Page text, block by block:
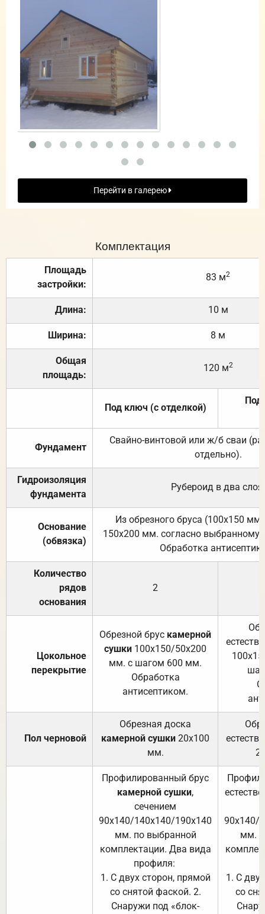
Перейти в галерею
Комплектация
Площадь
застройки:
83 м2
Длина: 10 м
Ширина: 8 м
Общая
площадь:
120 м2
Под ключ (с отделкой)
Под
Фундамент
Свайно-винтовой или ж/б сваи
отдельно).
Гидроизоляция
фундамента
Рубероид в два слоя.
Основание
(обвязка)
Из обрезного бруса (100х150
150х200 мм. согласно выбранному
Обработка
Количество
рядов
основания
2
Цокольное
перекрытие
Обрезной брус камерной
сушки 100х150/50х200
мм. с шагом 600 мм.
Обработка
антисептиком.
Пол черновой
Обрезная доска
камерной сушки 20х100
мм.
Профилированный брус
камерной сушки,
сечением
90х140/140х140/190х140
мм. по выбранной
комплектации. Два вида
профиля:
1. С двух сторон, прямой
со снятой фаской. 2.
Снаружи под «блок-
90х140/
мм.
1. С
со